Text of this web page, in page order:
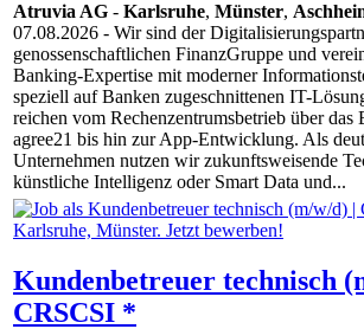
Atruvia AG - Karlsruhe, Münster,
07.08.2026 - Wir sind der
genossenschaftlichen FinanzGruppe und
Banking-Expertise mit moderner
speziell auf Banken zugeschnittenen IT-
reichen vom Rechenzentrumsbetrieb über das
agree21 bis hin zur App-Entwicklung. Als
Unternehmen nutzen wir zukunftsweisende
künstliche Intelligenz oder Smart Data und...
Kundenbetreuer technisch
CRSCSI *